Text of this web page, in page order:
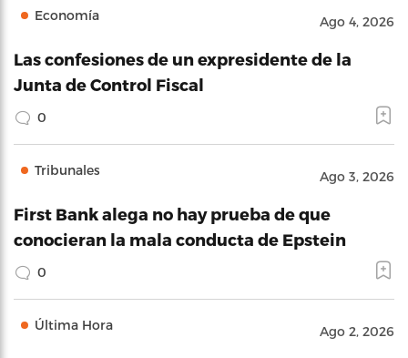
Economía Ago 4, 2026
Las confesiones de un expresidente de la
Junta de Control Fiscal
0
Tribunales Ago 3, 2026
First Bank alega no hay prueba de que
conocieran la mala conducta de Epstein
0
Última Hora Ago 2, 2026